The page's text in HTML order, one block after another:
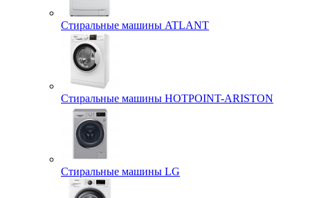
Стиральные машины ATLANT
Стиральные машины HOTPOINT-ARISTON
Стиральные машины LG